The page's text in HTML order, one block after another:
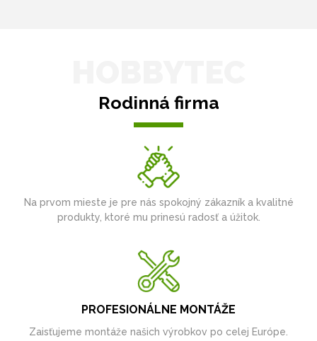
Rodinná firma
Na prvom mieste je pre nás spokojný zákazník a kvalitné
produkty, ktoré mu prinesú radosť a úžitok.
PROFESIONÁLNE MONTÁŽE
Zaisťujeme montáže našich výrobkov po celej Európe.